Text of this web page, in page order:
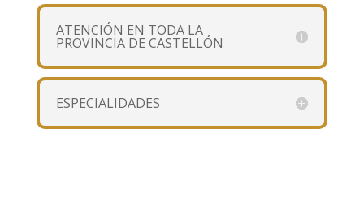
ATENCIÓN EN TODA LA
PROVINCIA DE CASTELLÓN
ESPECIALIDADES